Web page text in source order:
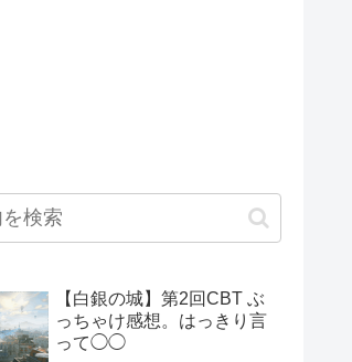
【白銀の城】第2回CBT ぶ
っちゃけ感想。はっきり言
って◯◯